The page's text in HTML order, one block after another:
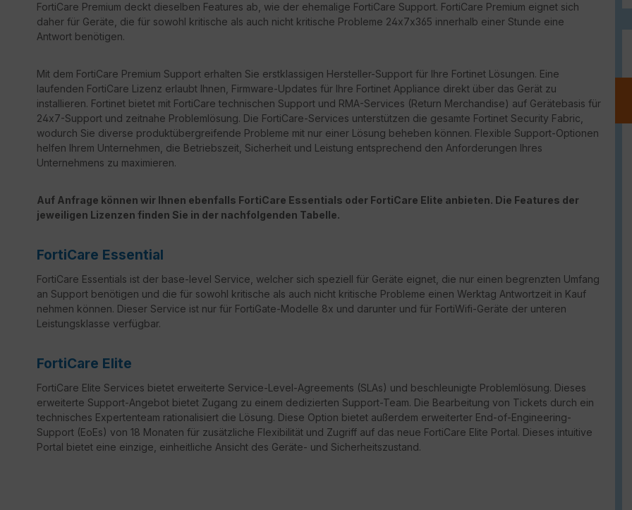
FortiCare Premium deckt dieselben Features ab, wie der ehemalige FortiCare Support. FortiCare Premium eignet sich
daher für Geräte, die für sowohl kritische als auch nicht kritische Probleme 24x7x365 innerhalb einer Stunde eine
Antwort benötigen.
Mit dem FortiCare Premium Support erhalten Sie erstklassigen Hersteller-Support für Ihre Fortinet Lösungen. Eine
laufenden FortiCare Lizenz erlaubt Ihnen, Firmware-Updates für Ihre Fortinet Appliance direkt über das Gerät zu
installieren. Fortinet bietet mit FortiCare technischen Support und RMA-Services (Return Merchandise) auf Gerätebasis für
24x7-Support und zeitnahe Problemlösung. Die FortiCare-Services unterstützen die gesamte Fortinet Security Fabric,
wodurch Sie diverse produktübergreifende Probleme mit nur einer Lösung beheben können. Flexible Support-Optionen
helfen Ihrem Unternehmen, die Betriebszeit, Sicherheit und Leistung entsprechend den Anforderungen Ihres
Unternehmens zu maximieren.
Auf Anfrage können wir Ihnen ebenfalls FortiCare Essentials oder FortiCare Elite anbieten. Die Features der
jeweiligen Lizenzen finden Sie in der nachfolgenden Tabelle.
FortiCare Essential
FortiCare Essentials ist der base-level Service, welcher sich speziell für Geräte eignet, die nur einen begrenzten Umfang
an Support benötigen und die für sowohl kritische als auch nicht kritische Probleme einen Werktag Antwortzeit in Kauf
nehmen können. Dieser Service ist nur für FortiGate-Modelle 8x und darunter und für FortiWifi-Geräte der unteren
Leistungsklasse verfügbar.
FortiCare Elite
FortiCare Elite Services bietet erweiterte Service-Level-Agreements (SLAs) und beschleunigte Problemlösung. Dieses
erweiterte Support-Angebot bietet Zugang zu einem dedizierten Support-Team. Die Bearbeitung von Tickets durch ein
technisches Expertenteam rationalisiert die Lösung. Diese Option bietet außerdem erweiterter End-of-Engineering-
Support (EoEs) von 18 Monaten für zusätzliche Flexibilität und Zugriff auf das neue FortiCare Elite Portal. Dieses intuitive
Portal bietet eine einzige, einheitliche Ansicht des Geräte- und Sicherheitszustand.